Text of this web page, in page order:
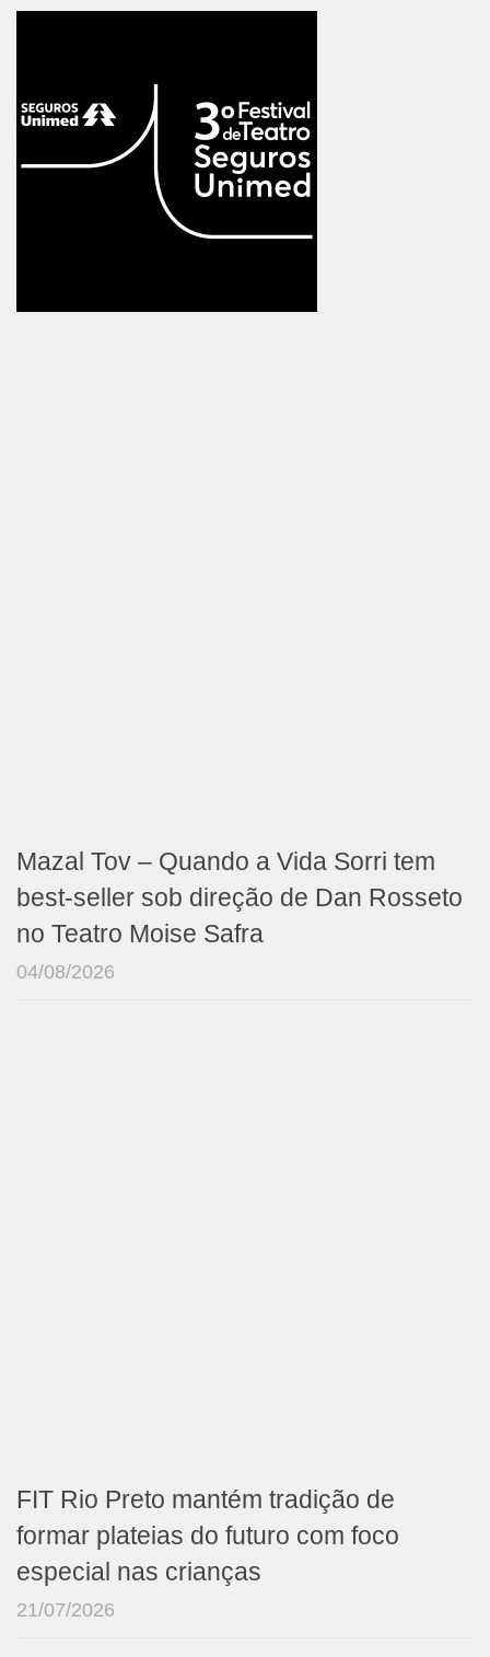
Mazal Tov – Quando a Vida Sorri tem
best-seller sob direção de Dan Rosseto
no Teatro Moise Safra
04/08/2026
FIT Rio Preto mantém tradição de
formar plateias do futuro com foco
especial nas crianças
21/07/2026